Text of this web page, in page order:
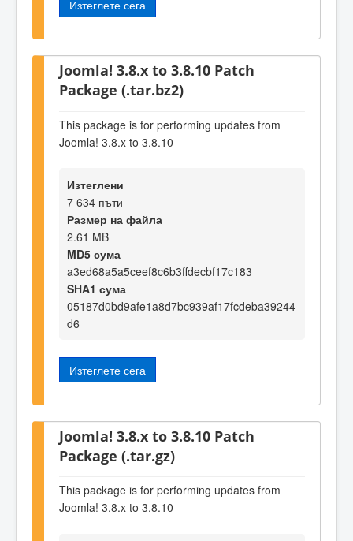
Изтеглете сега
Joomla! 3.8.x to 3.8.10 Patch
Package (.tar.bz2)
This package is for performing updates from
Joomla! 3.8.x to 3.8.10
Изтеглени
7 634 пъти
Размер на файла
2.61 MB
MD5 сума
a3ed68a5a5ceef8c6b3ffdecbf17c183
SHA1 сума
05187d0bd9afe1a8d7bc939af17fcdeba39244
d6
Изтеглете сега
Joomla! 3.8.x to 3.8.10 Patch
Package (.tar.gz)
This package is for performing updates from
Joomla! 3.8.x to 3.8.10